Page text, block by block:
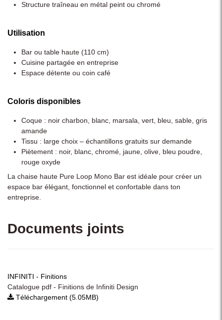
Structure traîneau en métal peint ou chromé
Utilisation
Bar ou table haute (110 cm)
Cuisine partagée en entreprise
Espace détente ou coin café
Coloris disponibles
Coque : noir charbon, blanc, marsala, vert, bleu, sable, gris
amande
Tissu : large choix – échantillons gratuits sur demande
Piètement : noir, blanc, chromé, jaune, olive, bleu poudre,
rouge oxyde
La chaise haute Pure Loop Mono Bar est idéale pour créer un
espace bar élégant, fonctionnel et confortable dans ton
entreprise.
Documents joints
INFINITI - Finitions
Catalogue pdf - Finitions de Infiniti Design
Téléchargement (5.05MB)